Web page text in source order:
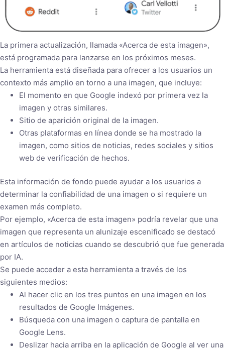
La primera actualización, llamada «Acerca de esta imagen»,
está programada para lanzarse en los próximos meses.
La herramienta está diseñada para ofrecer a los usuarios un
contexto más amplio en torno a una imagen, que incluye:
El momento en que Google indexó por primera vez la
imagen y otras similares.
Sitio de aparición original de la imagen.
Otras plataformas en línea donde se ha mostrado la
imagen, como sitios de noticias, redes sociales y sitios
web de verificación de hechos.
Esta información de fondo puede ayudar a los usuarios a
determinar la confiabilidad de una imagen o si requiere un
examen más completo.
Por ejemplo, «Acerca de esta imagen» podría revelar que una
imagen que representa un alunizaje escenificado se destacó
en artículos de noticias cuando se descubrió que fue generada
por IA.
Se puede acceder a esta herramienta a través de los
siguientes medios:
Al hacer clic en los tres puntos en una imagen en los
resultados de Google Imágenes.
Búsqueda con una imagen o captura de pantalla en
Google Lens.
Deslizar hacia arriba en la aplicación de Google al ver una